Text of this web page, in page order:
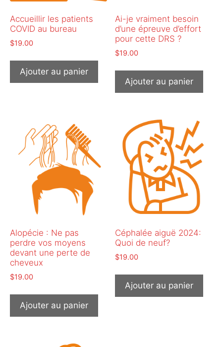
Accueillir les patients
COVID au bureau
$19.00
Ajouter au panier
Ai-je vraiment besoin
d’une épreuve d’effort
pour cette DRS ?
$19.00
Ajouter au panier
Alopécie : Ne pas
perdre vos moyens
devant une perte de
cheveux
$19.00
Ajouter au panier
Céphalée aiguë 2024:
Quoi de neuf?
$19.00
Ajouter au panier